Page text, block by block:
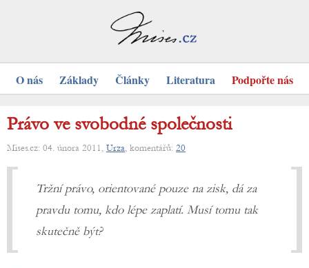
O nás Základy Články Literatura Podpořte nás
Právo ve svobodné společnosti
Mises.cz: 04. února 2011, Urza, komentářů: 20
Tržní právo, orientované pouze na zisk, dá za
pravdu tomu, kdo lépe zaplatí. Musí tomu tak
skutečně být?